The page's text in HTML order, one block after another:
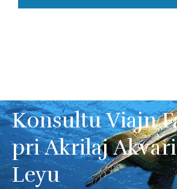
Konsultu Viajn
pri Akrilaj
Leyu